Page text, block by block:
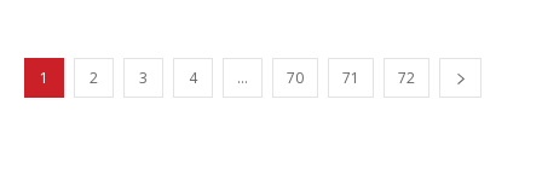
1 2 3 4 … 70 71 72